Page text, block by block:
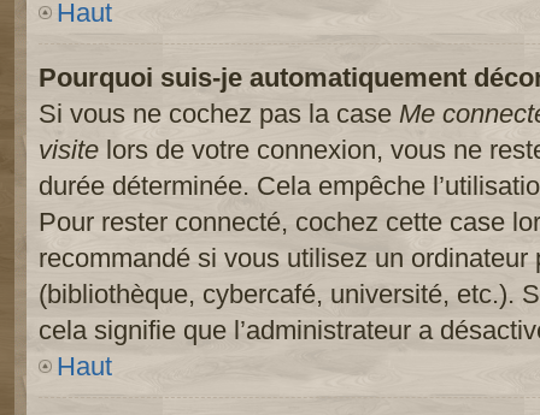
Haut
Pourquoi suis-je automatiquement
Si vous ne cochez pas la case Me
visite lors de votre connexion, vous ne
durée déterminée. Cela empêche
Pour rester connecté, cochez cette case
recommandé si vous utilisez un
(bibliothèque, cybercafé, université, etc.).
cela signifie que l’administrateur a
Haut